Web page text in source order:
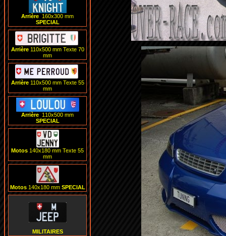
Arrière 160x300 mm
SPECIAL
Arrière110x500 mm Texte 70
mm
Arrière110x500 mm Texte 55
mm
Arrière 1 10x500 mm
SPECIAL
Motos 140x180 mm Texte 55
mm
Motos140x180 mm SPECIAL
MILITAIRES